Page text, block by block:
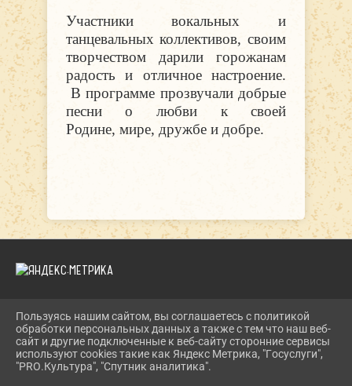
Участники вокальных и
танцевальных коллективов, своим
творчеством дарили горожанам
радость и отличное настроение.
В программе прозвучали добрые
песни о любви к своей
Родине, мире, дружбе и добре.
2026 Г. DKIPATOVO.RU
ВХОД
КАРТА САЙТА
ПОЛИТИКА ОБРАБОТКИ ПЕРСОНАЛЬНЫХ ДАННЫХ
Пользуясь нашим сайтом, вы соглашаетесь с политикой
обработки персональных данных а также с тем что наш веб-
сайт и другие подключенные к веб-сайту сторонние сервисы
используют cookies такие как Яндекс Метрика, "Госуслуги",
"PRO.Культура", "Спутник аналитика".